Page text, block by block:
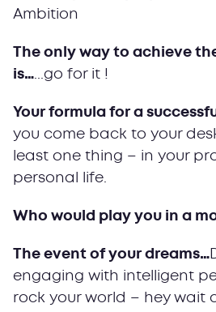
Ambition
The only way to achieve
is… ...go for it !
Your formula for a
you come back to your
least one thing – in your
personal life.
Who would play you in a
The event of your dreams…
engaging with intelligent
rock your world – hey wait